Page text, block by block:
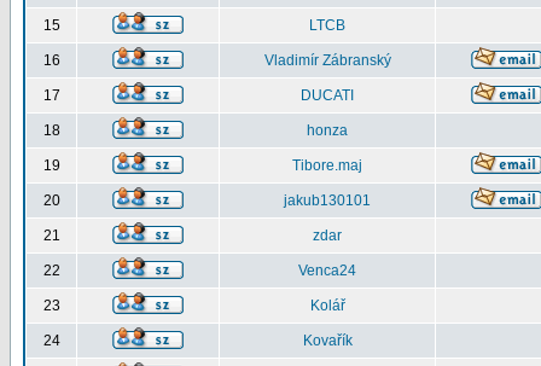
15 LTCB
16 Vladimír Zábranský
17 DUCATI
18 honza
19 Tibore.maj
20 jakub130101
21 zdar
22 Venca24
23 Kolář
24 Kovařík